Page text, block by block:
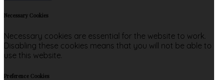
Necessary Cookies
Necessary cookies are essential for the website to work.
Disabling these cookies means that you will not be able to
use this website.
Preference Cookies